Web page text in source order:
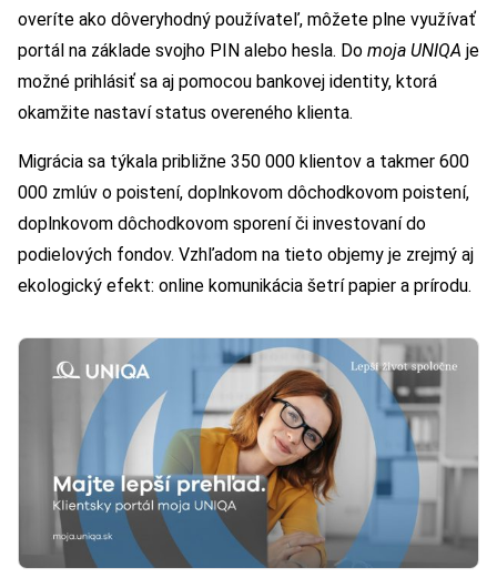
overíte ako dôveryhodný používateľ, môžete plne využívať
portál na základe svojho PIN alebo hesla. Do moja UNIQA je
možné prihlásiť sa aj pomocou bankovej identity, ktorá
okamžite nastaví status overeného klienta.
Migrácia sa týkala približne 350 000 klientov a takmer 600
000 zmlúv o poistení, doplnkovom dôchodkovom poistení,
doplnkovom dôchodkovom sporení či investovaní do
podielových fondov. Vzhľadom na tieto objemy je zrejmý aj
ekologický efekt: online komunikácia šetrí papier a prírodu.